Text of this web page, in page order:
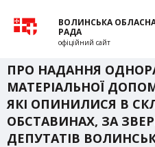
ВОЛИНСЬКА
РАДА
офіційний сайт
ПРО НАДАННЯ
МАТЕРІАЛЬНОЇ
ЯКІ ОПИНИЛИСЯ В
ОБСТАВИНАХ, ЗА
ДЕПУТАТІВ